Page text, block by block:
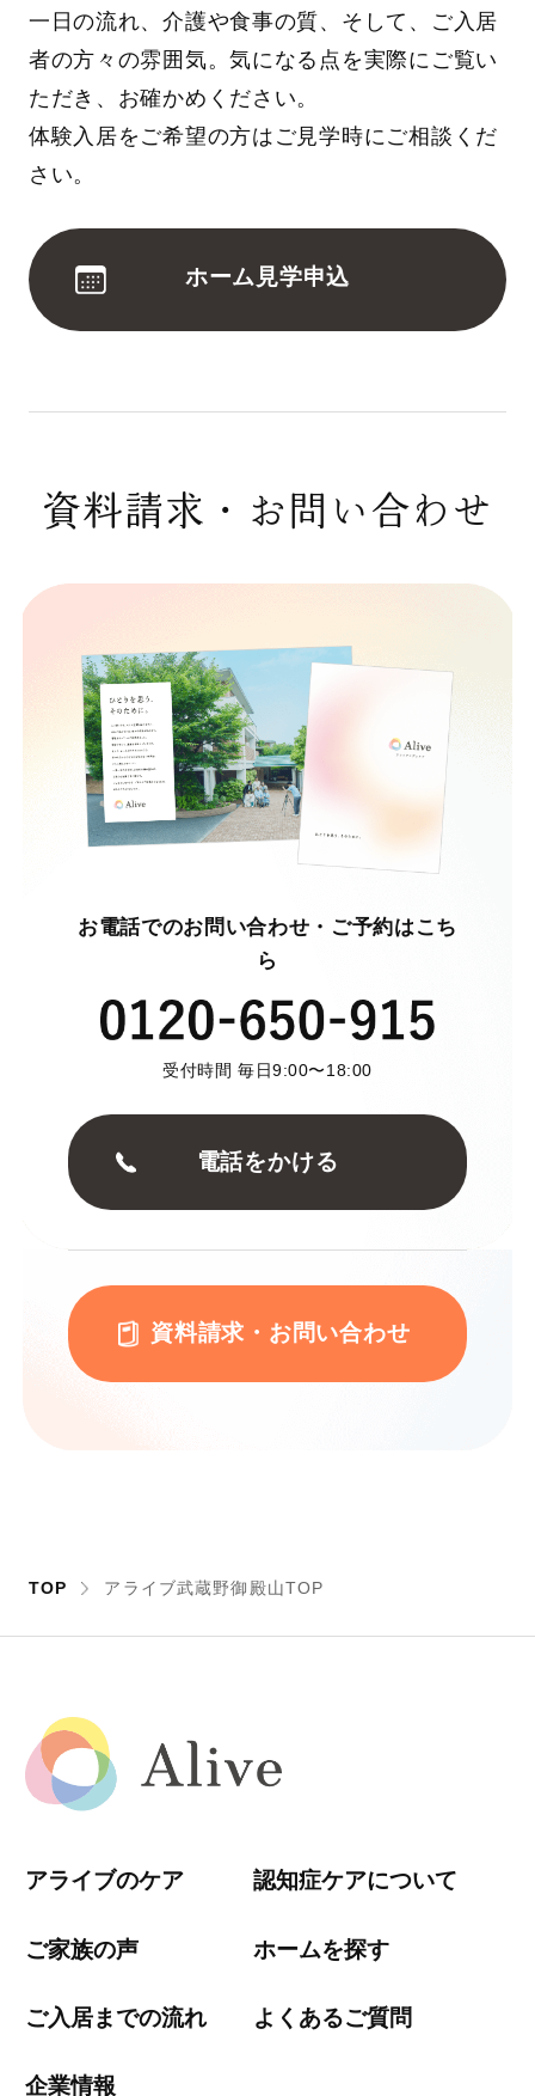
一日の流れ、介護や食事の質、そして、ご入居
者の方々の雰囲気。気になる点を実際にご覧い
ただき、お確かめください。
体験入居をご希望の方はご見学時にご相談くだ
さい。
ホーム見学申込
資料請求・お問い合わせ
お電話でのお問い合わせ・ご予約はこち
ら
受付時間 毎日9:00〜18:00
電話をかける
資料請求・お問い合わせ
TOP アライブ武蔵野御殿山TOP
アライブのケア 認知症ケアについて
ご家族の声 ホームを探す
ご入居までの流れ よくあるご質問
企業情報